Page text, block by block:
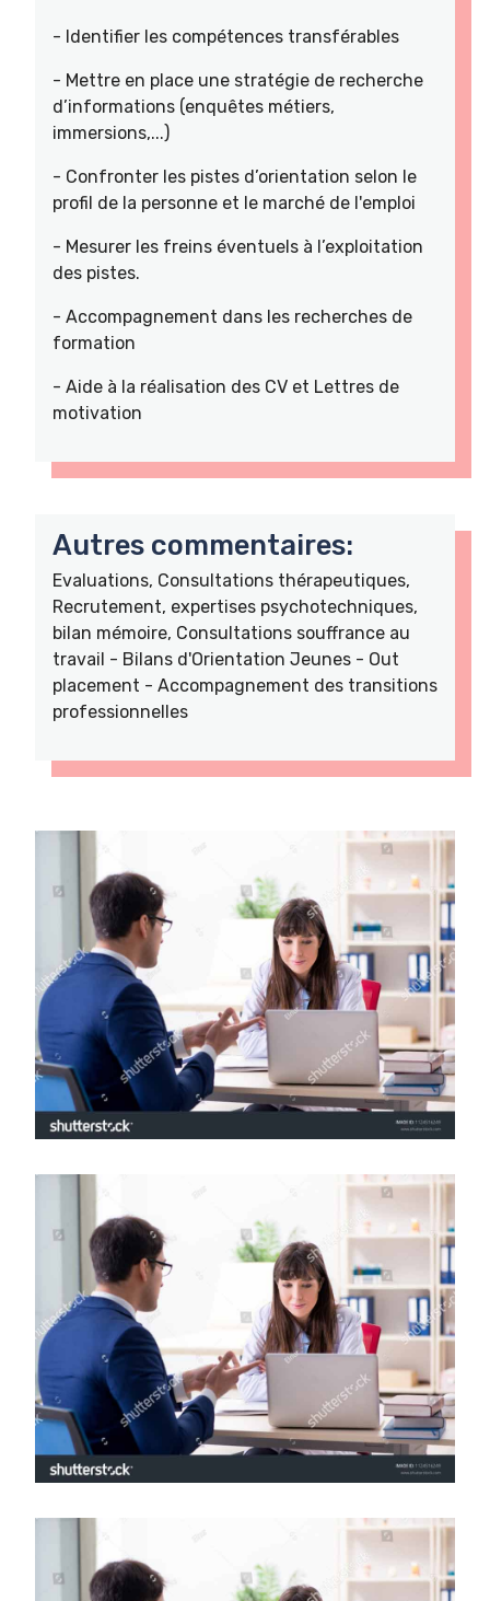
- Identifier les compétences transférables
- Mettre en place une stratégie de recherche
d’informations (enquêtes métiers,
immersions,...)
- Confronter les pistes d’orientation selon le
profil de la personne et le marché de l'emploi
- Mesurer les freins éventuels à l’exploitation
des pistes.
- Accompagnement dans les recherches de
formation
- Aide à la réalisation des CV et Lettres de
motivation
Autres commentaires:
Evaluations, Consultations thérapeutiques,
Recrutement, expertises psychotechniques,
bilan mémoire, Consultations souffrance au
travail - Bilans d'Orientation Jeunes - Out
placement - Accompagnement des transitions
professionnelles